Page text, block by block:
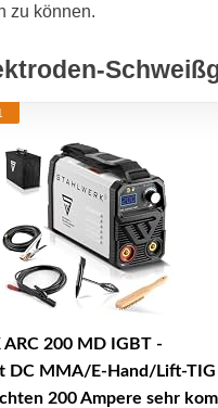
zu können.
ARC 200 MD IGBT -
DC MMA/E-Hand/Lift-TIG
200 Ampere sehr